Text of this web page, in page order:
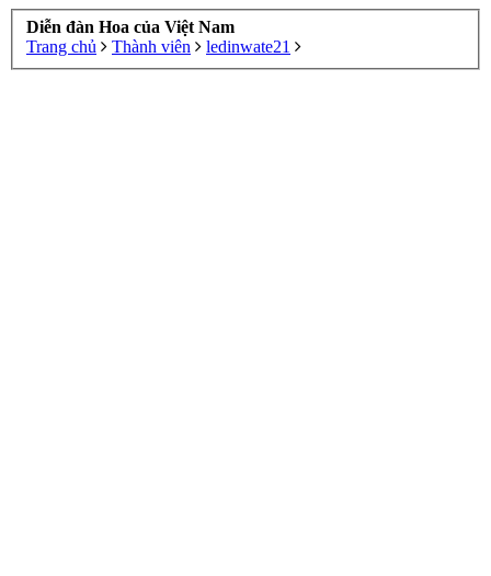
Diễn đàn Hoa của Việt Nam
Trang chủ
Thành viên ledinwate21